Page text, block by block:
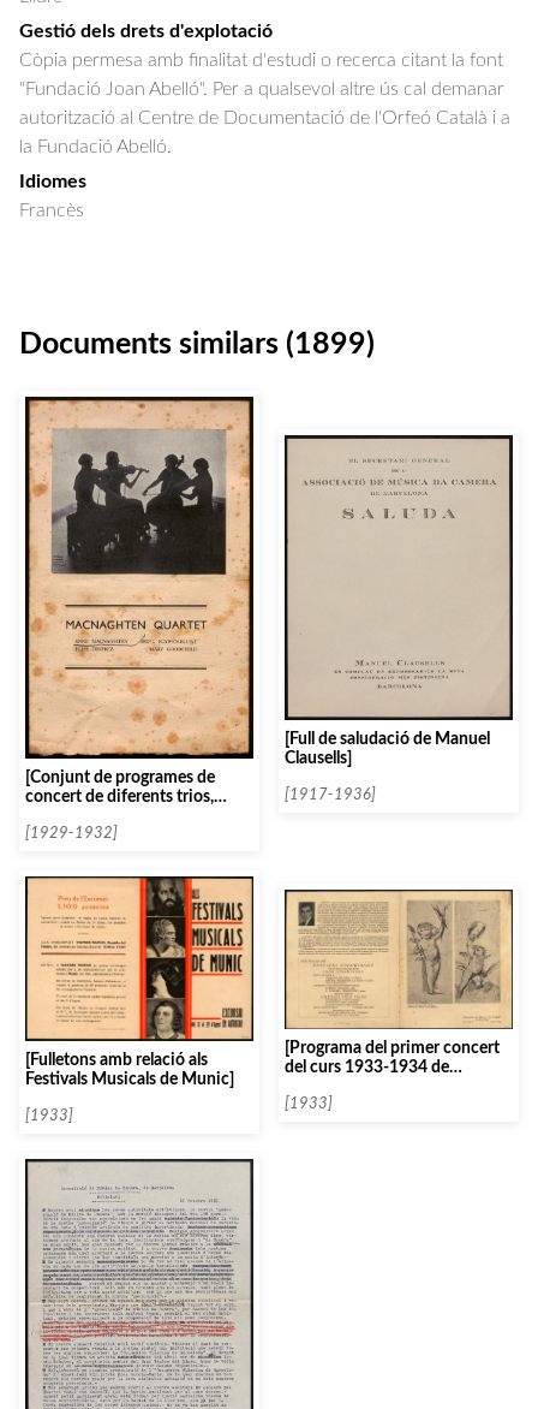
Gestió dels drets d'explotació
Còpia permesa amb finalitat d'estudi o recerca citant la font
"Fundació Joan Abelló". Per a qualsevol altre ús cal demanar
autorització al Centre de Documentació de l'Orfeó Català i a
la Fundació Abelló.
Idiomes
Francès
Documents similars (1899)
[Conjunt de programes de
concert de diferents trios,
per la lletra M]
[1929-1932]
[Full de saludació de Manuel
Clausells]
[1917-1936]
[Fulletons amb relació als
Festivals Musicals de Munic]
[1933]
[Programa del primer concert
del curs 1933-1934 de
Càmera]
[1933]